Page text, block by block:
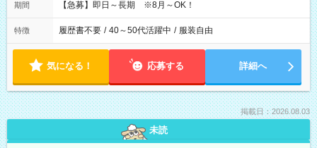
期間 【急募】即日～長期 ※8月～OK！
特徴 履歴書不要 / 40～50代活躍中 / 服装自由
気になる！ 応募する 詳細へ
掲載日：2026.08.03
未読